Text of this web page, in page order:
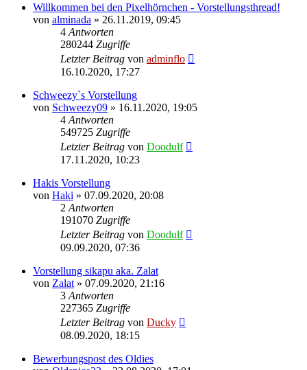
Willkommen bei den Pixelhörnchen - Vorstellungsthread!
von alminada » 26.11.2019, 09:45
4 Antworten
280244 Zugriffe
Letzter Beitrag von adminflo
16.10.2020, 17:27
Schweezy`s Vorstellung
von Schweezy09 » 16.11.2020, 19:05
4 Antworten
549725 Zugriffe
Letzter Beitrag von Doodulf
17.11.2020, 10:23
Hakis Vorstellung
von Haki » 07.09.2020, 20:08
2 Antworten
191070 Zugriffe
Letzter Beitrag von Doodulf
09.09.2020, 07:36
Vorstellung sikapu aka. Zalat
von Zalat » 07.09.2020, 21:16
3 Antworten
227365 Zugriffe
Letzter Beitrag von Ducky
08.09.2020, 18:15
Bewerbungspost des Oldies